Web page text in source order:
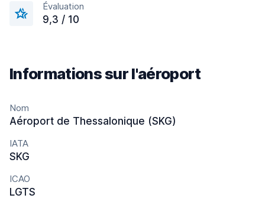
Évaluation
9,3 / 10
Informations sur l'aéroport
Nom
Aéroport de Thessalonique (SKG)
IATA
SKG
ICAO
LGTS